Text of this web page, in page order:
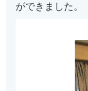
ができました。